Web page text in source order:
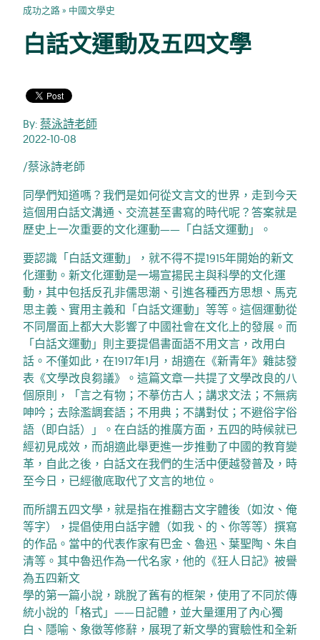
成功之路» 中國文學史
白話文運動及五四文學
By: 蔡泳詩老師
2022-10-08
/蔡泳詩老師
同學們知道嗎？我們是如何從文言文的世界，走到今天
這個用白話文溝通、交流甚至書寫的時代呢？答案就是
歷史上一次重要的文化運動——「白話文運動」。
要認識「白話文運動」，就不得不提1915年開始的新文
化運動。新文化運動是一場宣揚民主與科學的文化運
動，其中包括反孔非儒思潮、引進各種西方思想、馬克
思主義、實用主義和「白話文運動」等等。這個運動從
不同層面上都大大影響了中國社會在文化上的發展。而
「白話文運動」則主要提倡書面語不用文言，改用白
話。不僅如此，在1917年1月，胡適在《新青年》雜誌發
表《文學改良芻議》。這篇文章一共提了文學改良的八
個原則，「言之有物；不摹仿古人；講求文法；不無病
呻吟；去除濫調套語；不用典；不講對仗；不避俗字俗
語（即白話）」。在白話的推廣方面，五四的時候就已
經初見成效，而胡適此舉更進一步推動了中國的教育變
革，自此之後，白話文在我們的生活中便越發普及，時
至今日，已經徹底取代了文言的地位。
而所謂五四文學，就是指在推翻古文字體後（如汝、俺
等字），提倡使用白話字體（如我、的、你等等）撰寫
的作品。當中的代表作家有巴金、魯迅、葉聖陶、朱自
清等。其中魯迅作為一代名家，他的《狂人日記》被譽
為五四新文
學的第一篇小說，跳脫了舊有的框架，使用了不同於傳
統小說的「格式」——日記體，並大量運用了內心獨
白、隱喻、象徵等修辭，展現了新文學的實驗性和全新